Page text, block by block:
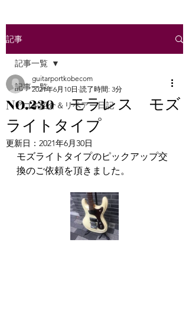
記事
記事一覧
アコギ紹介＆リペアー日記
記事一覧
NO.230 モラレス モズ
ライトタイプ
guitarportkobecom
2021年6月10日 読了時間: 3分
更新日： 2021年6月30日
モズライトタイプのピックアップ交
換のご依頼を頂きました。